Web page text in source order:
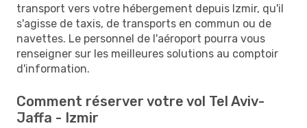
transport vers votre hébergement depuis Izmir, qu'il
s'agisse de taxis, de transports en commun ou de
navettes. Le personnel de l'aéroport pourra vous
renseigner sur les meilleures solutions au comptoir
d'information.
Comment réserver votre vol Tel Aviv-
Jaffa - Izmir